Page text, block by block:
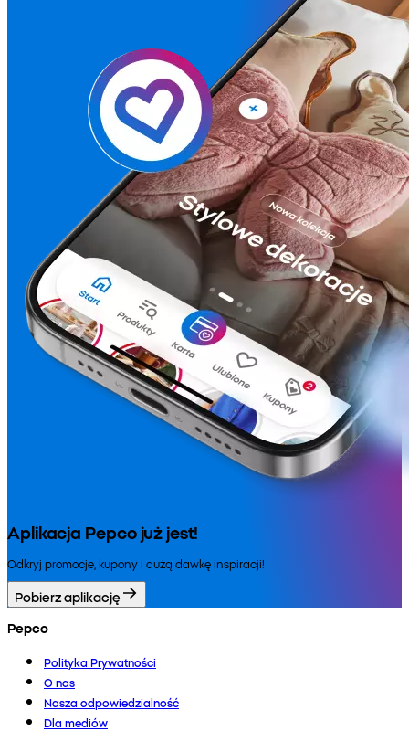
Aplikacja Pepco już jest!
Odkryj promocje, kupony i dużą dawkę inspiracji!
Pobierz aplikację
Pepco
Polityka Prywatności
O nas
Nasza odpowiedzialność
Dla mediów